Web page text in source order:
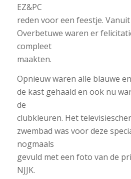
EZ&PC
reden voor een feestje.
Overbetuwe waren er
compleet
maakten.
Opnieuw waren alle blauwe
de kast gehaald en ook nu
de
clubkleuren. Het
zwembad was voor deze
nogmaals
gevuld met een foto van de
NJJK.